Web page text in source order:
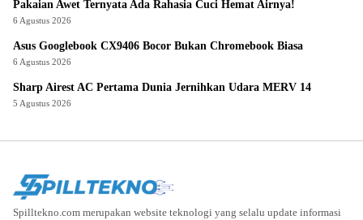
Pakaian Awet Ternyata Ada Rahasia Cuci Hemat Airnya!
6 Agustus 2026
Asus Googlebook CX9406 Bocor Bukan Chromebook Biasa
6 Agustus 2026
Sharp Airest AC Pertama Dunia Jernihkan Udara MERV 14
5 Agustus 2026
Spilltekno.com merupakan website teknologi yang selalu update informasi